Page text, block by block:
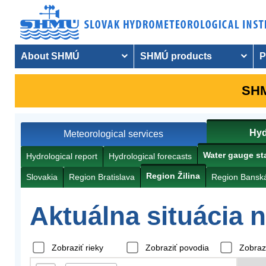
About SHMÚ SHMÚ products
Meteorological services
Hydrological report Hydrological forecasts Water gauge
Slovakia Region Bratislava Region Žilina Region
Aktuálna situácia
Zobraziť rieky Zobraziť povodia